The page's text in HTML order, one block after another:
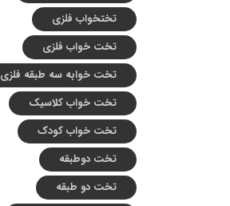
تختخواب فلزی
تخت خواب فلزی
تخت خوابه سه طبقه فلزی
تخت خواب کلاسیک
تخت خواب کودک
تخت دوطبقه
تخت دو طبقه